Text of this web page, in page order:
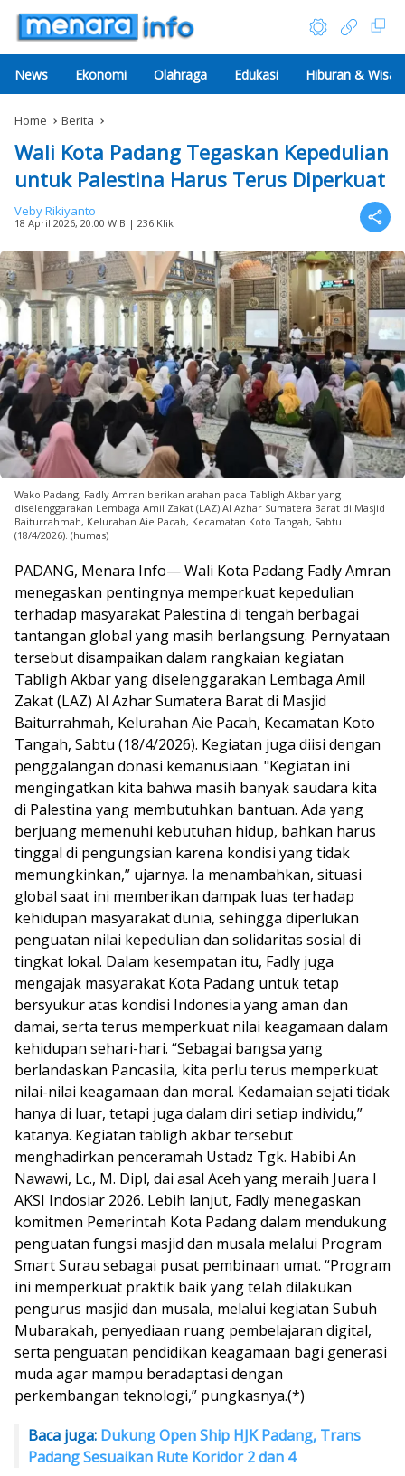
News Ekonomi Olahraga Edukasi Hiburan &
Home Berita
Wali Kota Padang Tegaskan Kepedulian
untuk Palestina Harus Terus Diperkuat
Veby Rikiyanto
18 April 2026, 20:00 WIB | 236 Klik
Wako Padang, Fadly Amran berikan arahan pada Tabligh Akbar yang
diselenggarakan Lembaga Amil Zakat (LAZ) Al Azhar Sumatera Barat di Masjid
Baiturrahmah, Kelurahan Aie Pacah, Kecamatan Koto Tangah, Sabtu
(18/4/2026). (humas)
PADANG, Menara Info— Wali Kota Padang Fadly Amran
menegaskan pentingnya memperkuat kepedulian
terhadap masyarakat Palestina di tengah berbagai
tantangan global yang masih berlangsung. Pernyataan
tersebut disampaikan dalam rangkaian kegiatan
Tabligh Akbar yang diselenggarakan Lembaga Amil
Zakat (LAZ) Al Azhar Sumatera Barat di Masjid
Baiturrahmah, Kelurahan Aie Pacah, Kecamatan Koto
Tangah, Sabtu (18/4/2026). Kegiatan juga diisi dengan
penggalangan donasi kemanusiaan. "Kegiatan ini
mengingatkan kita bahwa masih banyak saudara kita
di Palestina yang membutuhkan bantuan. Ada yang
berjuang memenuhi kebutuhan hidup, bahkan harus
tinggal di pengungsian karena kondisi yang tidak
memungkinkan,” ujarnya. Ia menambahkan, situasi
global saat ini memberikan dampak luas terhadap
kehidupan masyarakat dunia, sehingga diperlukan
penguatan nilai kepedulian dan solidaritas sosial di
tingkat lokal. Dalam kesempatan itu, Fadly juga
mengajak masyarakat Kota Padang untuk tetap
bersyukur atas kondisi Indonesia yang aman dan
damai, serta terus memperkuat nilai keagamaan dalam
kehidupan sehari-hari. “Sebagai bangsa yang
berlandaskan Pancasila, kita perlu terus memperkuat
nilai-nilai keagamaan dan moral. Kedamaian sejati tidak
hanya di luar, tetapi juga dalam diri setiap individu,”
katanya. Kegiatan tabligh akbar tersebut
menghadirkan penceramah Ustadz Tgk. Habibi An
Nawawi, Lc., M. Dipl, dai asal Aceh yang meraih Juara I
AKSI Indosiar 2026. Lebih lanjut, Fadly menegaskan
komitmen Pemerintah Kota Padang dalam mendukung
penguatan fungsi masjid dan musala melalui Program
Smart Surau sebagai pusat pembinaan umat. “Program
ini memperkuat praktik baik yang telah dilakukan
pengurus masjid dan musala, melalui kegiatan Subuh
Mubarakah, penyediaan ruang pembelajaran digital,
serta penguatan pendidikan keagamaan bagi generasi
muda agar mampu beradaptasi dengan
perkembangan teknologi,” pungkasnya.(*)
Baca juga: Dukung Open Ship HJK Padang, Trans
Padang Sesuaikan Rute Koridor 2 dan 4